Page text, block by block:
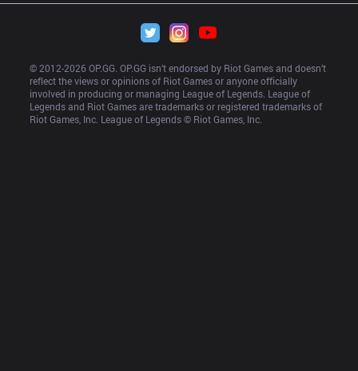
© 2012-2026 OP.GG. OP.GG isn’t endorsed by Riot Games and doesn’t
reflect the views or opinions of Riot Games or anyone officially
involved in producing or managing League of Legends. League of
Legends and Riot Games are trademarks or registered trademarks of
Riot Games, Inc. League of Legends © Riot Games, Inc.